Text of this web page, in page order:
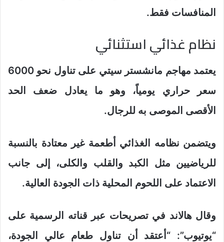
المنافسات فقط.
نظام غذائي استثنائي
يعتمد مهاجم مانشستر سيتي على تناول نحو 6000
سعر حراري يومياً، وهو ما يعادل ضعف الحد
الأقصى الموصى به للرجال.
ويتضمن نظامه الغذائي أطعمة غير معتادة بالنسبة
للرياضيين مثل الكبد والقلب والكلى، إلى جانب
الاعتماد على اللحوم المحلية ذات الجودة العالية.
وقال هالاند في تصريحات عبر قناته الرسمية على
“يوتيوب”: “أعتقد أن تناول طعام عالي الجودة،